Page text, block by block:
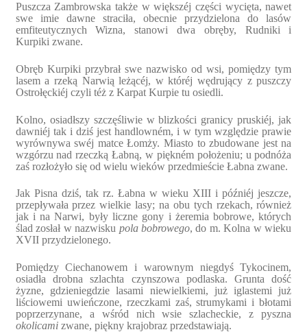
Puszcza Zambrowska także w większéj części wycięta, nawet
swe imie dawne straciła, obecnie przydzielona do lasów
emfiteutycznych Wizna, stanowi dwa obręby, Rudniki i
Kurpiki zwane.
Obręb Kurpiki przybrał swe nazwisko od wsi, pomiędzy tym
lasem a rzeką Narwią leżącéj, w któréj wędrujący z puszczy
Ostrołęckiéj czyli téż z Karpat Kurpie tu osiedli.
Kolno, osiadłszy szczęśliwie w blizkości granicy pruskiéj, jak
dawniéj tak i dziś jest handlowném, i w tym względzie prawie
wyrównywa swéj matce Łomży. Miasto to zbudowane jest na
wzgórzu nad rzeczką Łabną, w piękném położeniu; u podnóża
zaś rozłożyło się od wielu wieków przedmieście Łabna zwane.
Jak Pisna dziś, tak rz. Łabna w wieku XIII i późniéj jeszcze,
przepływała przez wielkie lasy; na obu tych rzekach, również
jak i na Narwi, były liczne gony i żeremia bobrowe, których
ślad zosłał w nazwisku pola bobrowego, do m. Kolna w wieku
XVII przydzielonego.
Pomiędzy Ciechanowem i warownym niegdyś Tykocinem,
osiadła drobna szlachta czynszowa podlaska. Grunta dość
żyzne, gdzieniegdzie lasami niewielkiemi, już iglastemi już
liściowemi uwieńczone, rzeczkami zaś, strumykami i błotami
poprzerzynane, a wśród nich wsie szlacheckie, z pyszna
okolicamizwane, piękny krajobraz przedstawiają.